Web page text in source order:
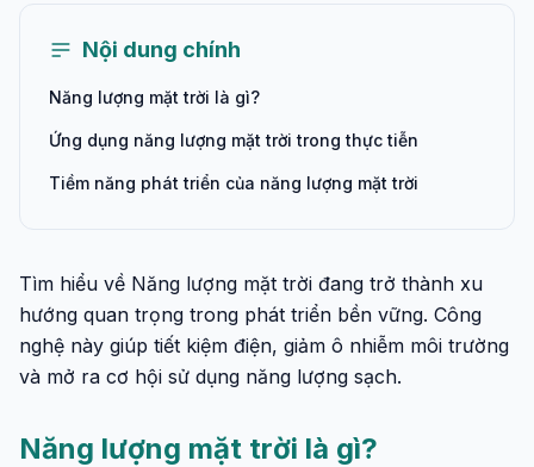
Nội dung chính
Năng lượng mặt trời là gì?
Ứng dụng năng lượng mặt trời trong thực tiễn
Tiềm năng phát triển của năng lượng mặt trời
Tìm hiểu về Năng lượng mặt trời đang trở thành xu
hướng quan trọng trong phát triển bền vững. Công
nghệ này giúp tiết kiệm điện, giảm ô nhiễm môi trường
và mở ra cơ hội sử dụng năng lượng sạch.
Năng lượng mặt trời là gì?